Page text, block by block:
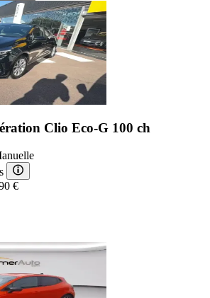
Clio Eco-G 100 ch
€